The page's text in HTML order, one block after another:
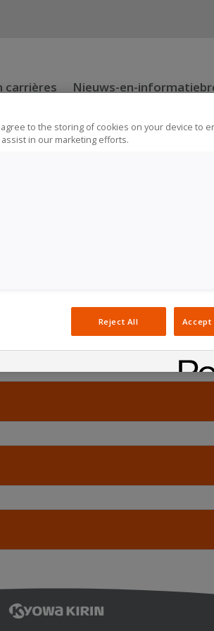
carrières Nieuws-en-
Farmacovigilantierapporten en
agree to the storing of cookies on your device to
in our marketing efforts.
Reject All Accept